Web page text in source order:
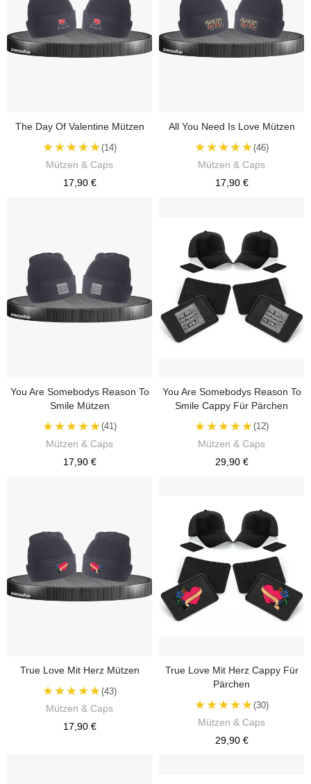
The Day Of Valentine Mützen
★★★★★(14)
Mützen & Caps
17,90 €
All You Need Is Love Mützen
★★★★★(46)
Mützen & Caps
17,90 €
You Are Somebodys Reason To
Smile Mützen
★★★★★(41)
Mützen & Caps
17,90 €
You Are Somebodys Reason To
Smile Cappy Für Pärchen
★★★★★(12)
Mützen & Caps
29,90 €
True Love Mit Herz Mützen
★★★★★(43)
Mützen & Caps
17,90 €
True Love Mit Herz Cappy Für
Pärchen
★★★★★(30)
Mützen & Caps
29,90 €